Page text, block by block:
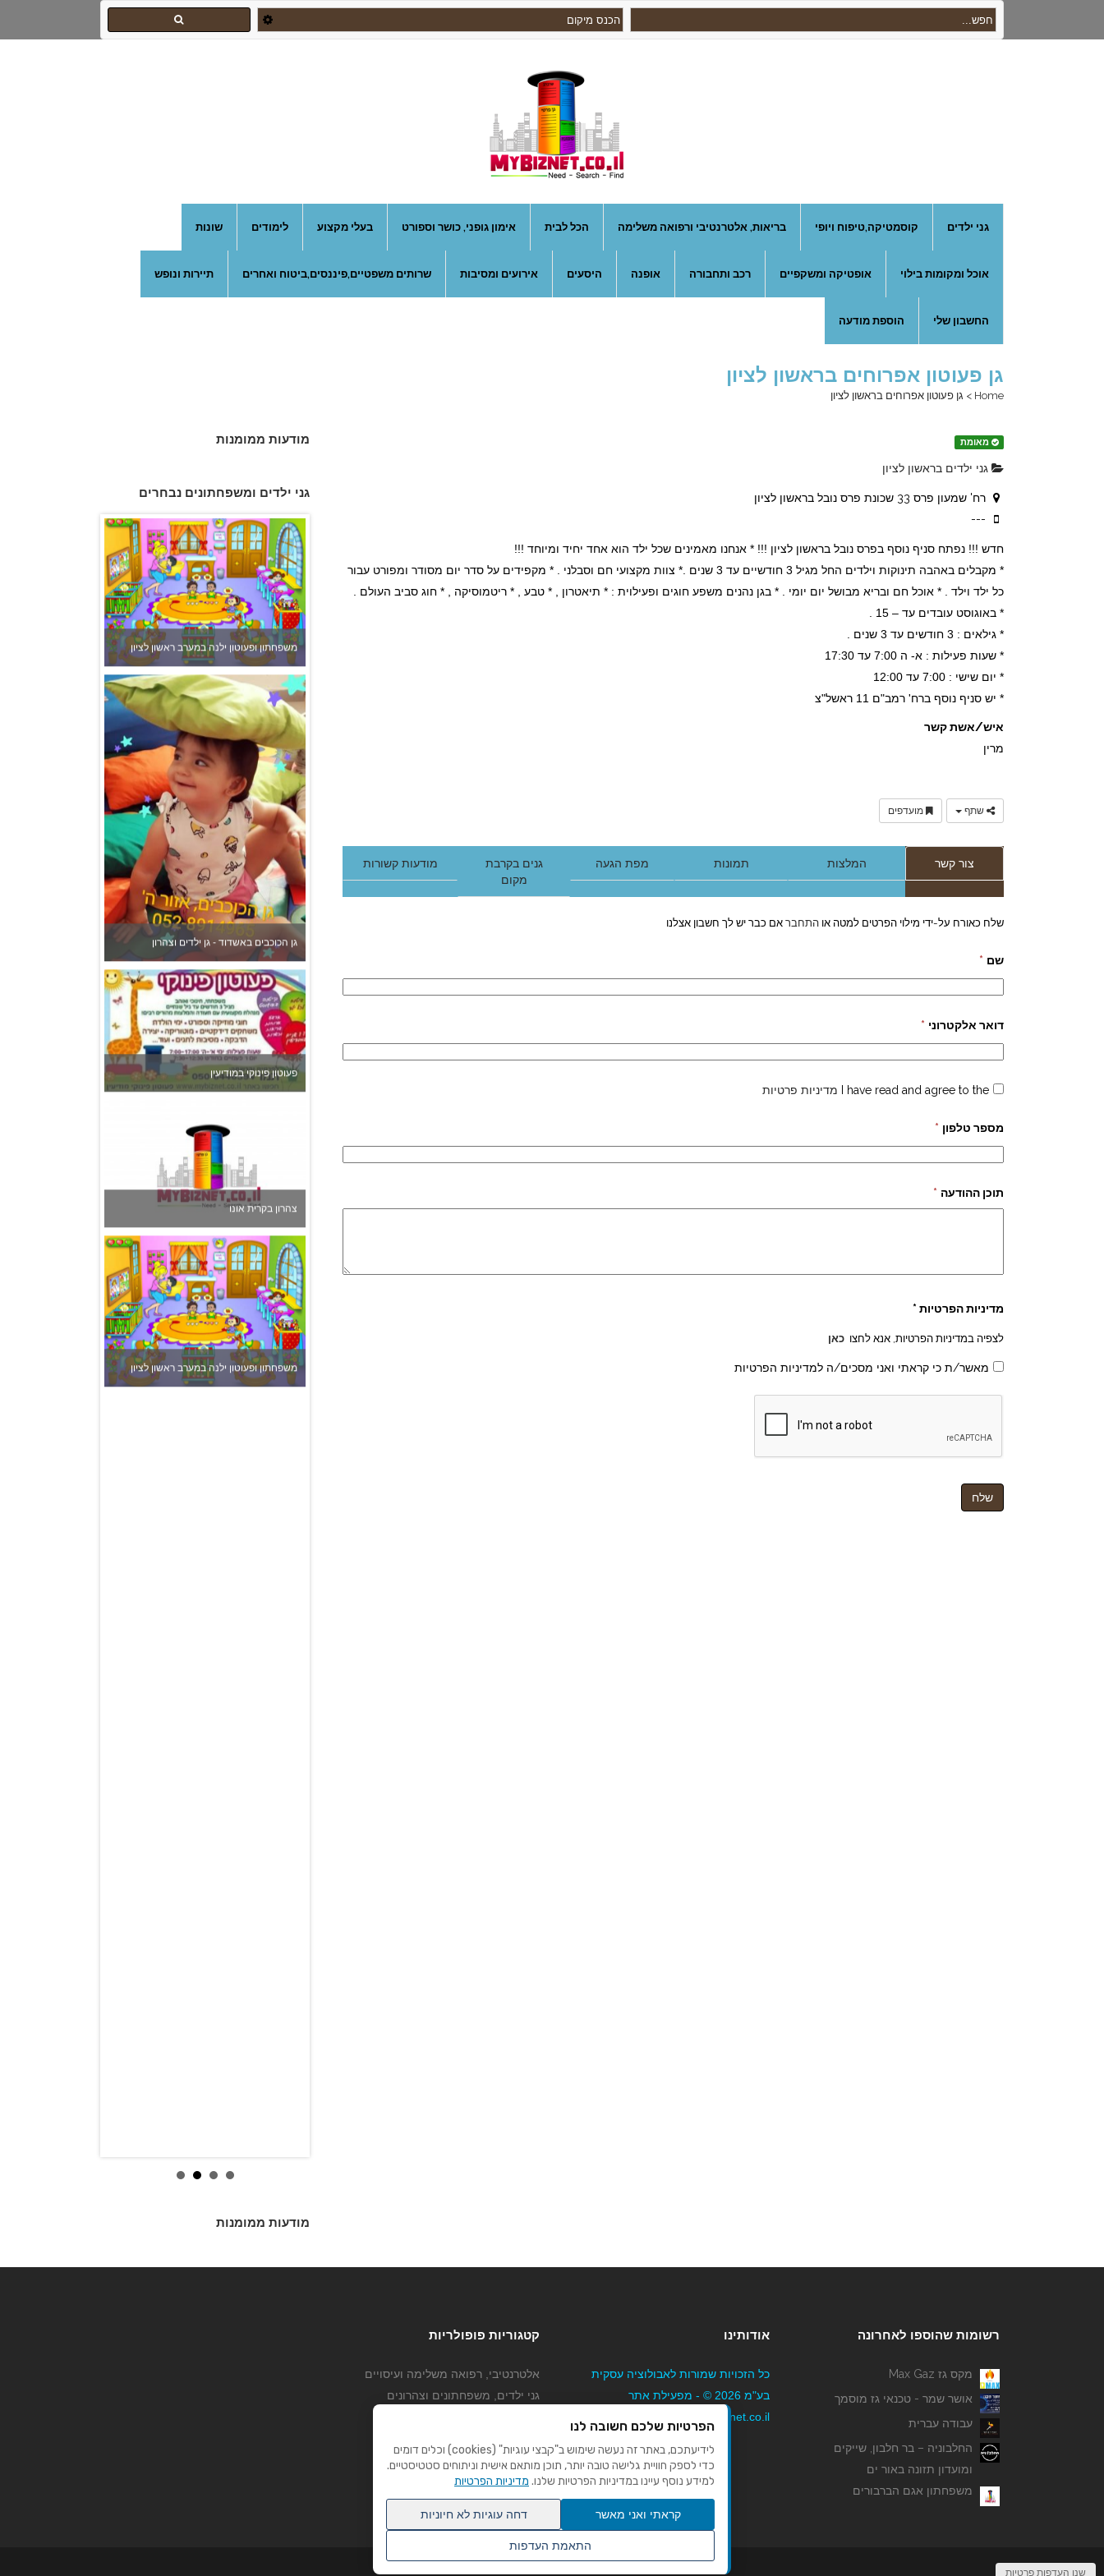
גני ילדים קוסמטיקה,טיפוח ויופי בריאות, אלטרנטיבי ורפואה משלימה הכל לבית אימון גופני, כושר וספורט בעלי מקצוע לימודים שונות
אוכל ומקומות בילוי אופטיקה ומשקפיים רכב ותחבורה אופנה היסעים אירועים ומסיבות שרותים משפטיים,פיננסים,ביטוח ואחרים תיירות ונופש
החשבון שלי הוספת מודעה
גן פעוטון אפרוחים בראשון לציון
Home
> גן פעוטון אפרוחים בראשון לציון
מאומת
גני ילדים בראשון לציון
רח' שמעון פרס 33 שכונת פרס נובל בראשון לציון
---
חדש !!! נפתח סניף נוסף בפרס נובל בראשון לציון !!! * אנחנו מאמינים שכל ילד הוא אחד יחיד ומיוחד !!!
* מקבלים באהבה תינוקות וילדים החל מגיל 3 חודשיים עד 3 שנים .* צוות מקצועי חם וסבלני . * מקפידים על סדר יום מסודר ומפורט עבור
כל ילד וילד . * אוכל חם ובריא מבושל יום יומי . * בגן נהנים משפע חוגים ופעילוית : * תיאטרון , * טבע , * ריטמוסיקה , * חוג סביב העולם .
* באוגוסט עובדים עד – 15 .
* גילאים : 3 חודשים עד 3 שנים .
* שעות פעילות : א- ה 7:00 עד 17:30
* יום שישי : 7:00 עד 12:00
* יש סניף נוסף ברח' רמב"ם 11 ראשל"צ
איש/אשת קשר
מרין
שתף מועדפים
צור קשר המלצות תמונות מפת הגעה
גנים בקרבת
מקום
מודעות קשורות
שלח כאורח על-ידי מילוי הפרטים למטה או התחבראם כבר יש לך חשבון אצלנו
שם *
דואר אלקטרוני *
I have read and agree to the מדיניות פרטיות
מספר טלפון *
תוכן ההודעה *
מדיניות הפרטיות *
לצפיה במדיניות הפרטיות, אנא לחצו כאן
מאשר/ת כי קראתי ואני מסכים/ה למדיניות הפרטיות
מודעות ממומנות
גני ילדים ומשפחתונים נבחרים
משפחתון ופעוטון ילנה במערב ראשון לציון
גן הכוכבים באשדוד - גן ילדים וצהרון
פעוטון פינוקי במודיעין
צהרון בקרית אונו
משפחתון ופעוטון ילנה במערב ראשון לציון
מודעות ממומנות
רשומות שהוספו לאחרונה
מקס גז Max Gaz
אושר שמר - טכנאי גז מוסמך
עבודה עברית
החלבוניה – בר חלבון, שייקים
ומועדון תזונה באור ים
משפחתון אגם הברבורים
אודותינו
כל הזכויות שמורות לאבולוציה עסקית
בע"מ 2026 © - מפעילת אתר
Mybiznet.co.il
קטגוריות פופולריות
אלטרנטיבי, רפואה משלימה ועיסויים
גני ילדים, משפחתונים וצהרונים
הפרטיות שלכם חשובה לנו
לידיעתכם, באתר זה נעשה שימוש ב"קבצי עוגיות" (cookies) וכלים דומים
כדי לספק חוויית גלישה טובה יותר, תוכן מותאם אישית וניתוחים סטטיסטיים.
למידע נוסף עיינו במדיניות הפרטיות שלנו. מדיניות הפרטיות
קראתי ואני מאשר דחה עוגיות לא חיוניות
התאמת העדפות
שנו העדפות פרטיות